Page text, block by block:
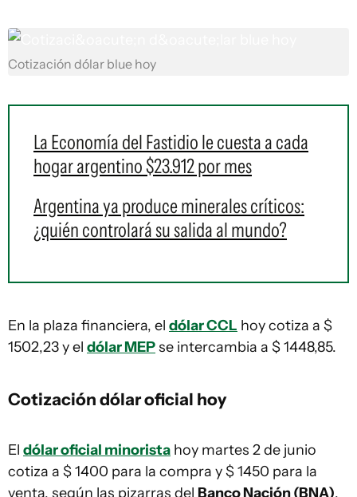
Cotización dólar blue hoy
La Economía del Fastidio le cuesta a cada
hogar argentino $23.912 por mes
Argentina ya produce minerales críticos:
¿quién controlará su salida al mundo?
En la plaza financiera, el dólar CCL hoy cotiza a $
1502,23 y el dólar MEPse intercambia a $ 1448,85.
Cotización dólar oficial hoy
El dólar oficial minorista hoy martes 2 de junio
cotiza a $ 1400 para la compra y $ 1450 para la
venta, según las pizarras del Banco Nación (BNA).